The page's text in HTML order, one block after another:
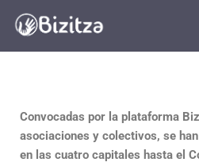
Convocadas por la plataforma
asociaciones y colectivos, se
en las cuatro capitales hasta el